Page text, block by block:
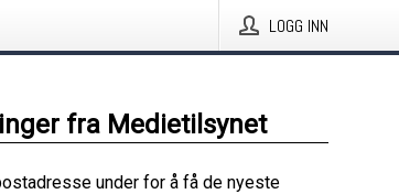
LOGG INN
fra Medietilsynet
under for å få de nyeste